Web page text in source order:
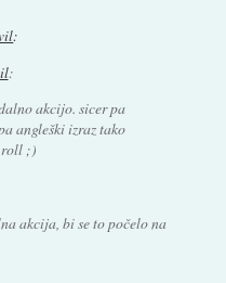
:
:
akcijo. sicer pa
angleški izraz tako
roll ;)
akcija, bi se to počelo na